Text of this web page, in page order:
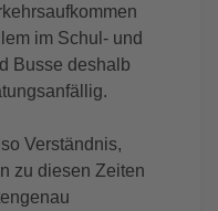
im Schul- und
Busse deshalb
Verständnis,
zu diesen Zeiten